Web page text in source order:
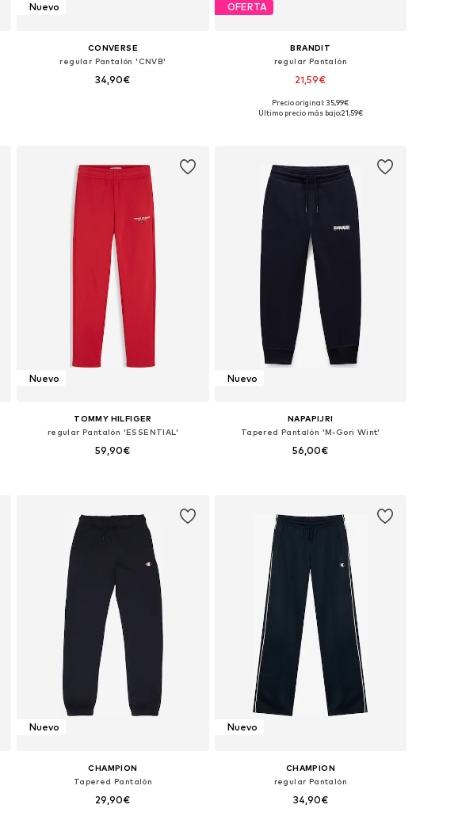
Nuevo
CONVERSE
regular Pantalón 'CNVB'
34,90€
OFERTA
BRANDIT
regular Pantalón
21,59€
Precio original: 35,99€
Último precio más bajo:21,59€
Nuevo
TOMMY HILFIGER
regular Pantalón 'ESSENTIAL'
59,90€
Nuevo
NAPAPIJRI
Tapered Pantalón 'M-Gori Wint'
56,00€
Nuevo
CHAMPION
Tapered Pantalón
29,90€
Nuevo
CHAMPION
regular Pantalón
34,90€